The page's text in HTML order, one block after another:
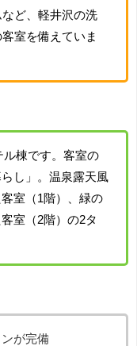
ど、軽井沢の洗
室を備えていま
ル棟です。客室の
し」。温泉露天風
室（1階）、緑の
室（2階）の2タ
が完備